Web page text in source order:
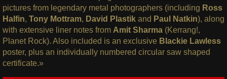
pictures from legendary metal photographers (including Ross
Halfin, Tony Mottram, David Plastikand Paul Natkin), along
with extensive liner notes from Amit Sharma (Kerrang!,
Planet Rock). Also included is an exclusive Blackie Lawless
poster, plus an individually numbered circular saw shaped
certificate.»